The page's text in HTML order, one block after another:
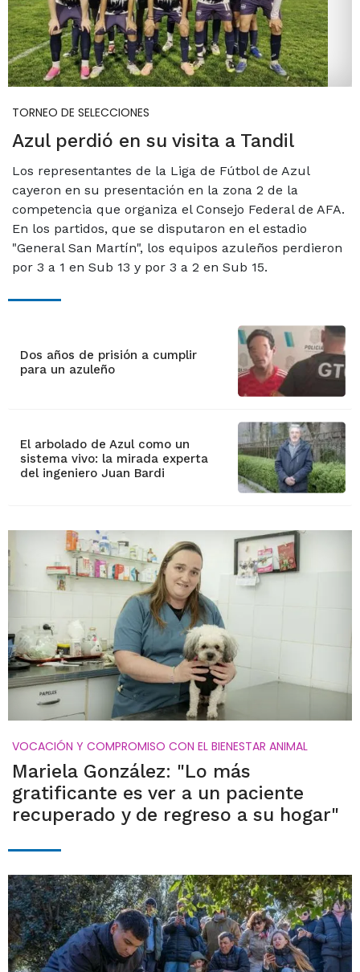
TORNEO DE SELECCIONES
Azul perdió en su visita a Tandil
Los representantes de la Liga de Fútbol de Azul
cayeron en su presentación en la zona 2 de la
competencia que organiza el Consejo Federal de AFA.
En los partidos, que se disputaron en el estadio
"General San Martín", los equipos azuleños perdieron
por 3 a 1 en Sub 13 y por 3 a 2 en Sub 15.
Dos años de prisión a cumplir
para un azuleño
El arbolado de Azul como un
sistema vivo: la mirada experta
del ingeniero Juan Bardi
VOCACIÓN Y COMPROMISO CON EL BIENESTAR ANIMAL
Mariela González: "Lo más
gratificante es ver a un paciente
recuperado y de regreso a su hogar"